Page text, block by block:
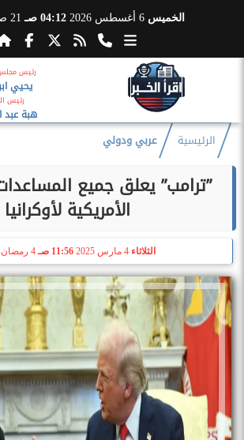
الخميس 04:12 صـ 21 صفر 1448
رئيس مجلس
يحيي
رئيس
هبة عبد
الرئيسية عربي ودولي
”ترامب” يعلق جميع
الأمريكية لأوكرانيا
الثلاثاء 4 مارس 2025 11:56 صـ 4 رمضان 1446